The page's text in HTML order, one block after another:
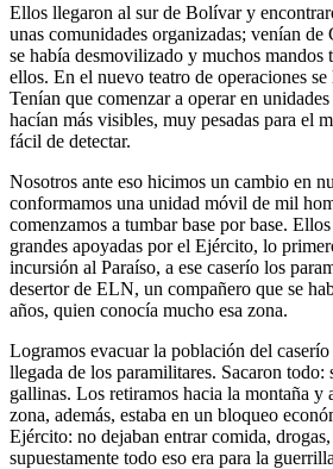
Ellos llegaron al sur de Bolívar y
unas comunidades organizadas; venían
se había desmovilizado y muchos mandos
ellos. En el nuevo teatro de operaciones
Tenían que comenzar a operar en
hacían más visibles, muy pesadas para el
fácil de detectar.
Nosotros ante eso hicimos un cambio en
conformamos una unidad móvil de mil
comenzamos a tumbar base por base.
grandes apoyadas por el Ejército, lo
incursión al Paraíso, a ese caserío los
desertor de ELN, un compañero que se
años, quien conocía mucho esa zona.
Logramos evacuar la población del caserío
llegada de los paramilitares. Sacaron todo:
gallinas. Los retiramos hacia la montaña y
zona, además, estaba en un bloqueo
Ejército: no dejaban entrar comida,
supuestamente todo eso era para la